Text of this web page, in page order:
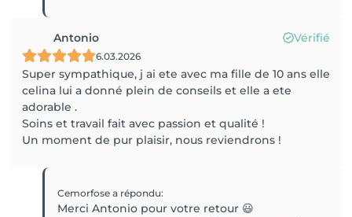
Antonio Vérifié
6.03.2026
Super sympathique, j ai ete avec ma fille de 10 ans elle
celina lui a donné plein de conseils et elle a ete
adorable .
Soins et travail fait avec passion et qualité !
Un moment de pur plaisir, nous reviendrons !
Cemorfosea répondu:
Merci Antonio pour votre retour 😃